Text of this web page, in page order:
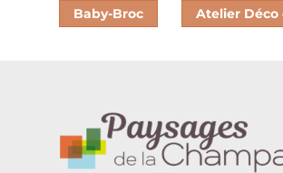
Baby-Broc Atelier Déco